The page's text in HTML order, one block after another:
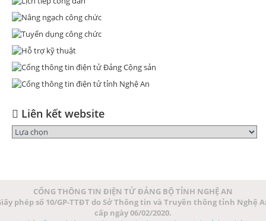
Liên kết website
CỔNG THÔNG TIN ĐIỆN TỬ ĐẢNG BỘ TỈNH NGHỆ AN
phép số 10/GP-TTĐT do Sở Thông tin và Truyền thông tỉnh Nghệ
cấp ngày 06/02/2020.